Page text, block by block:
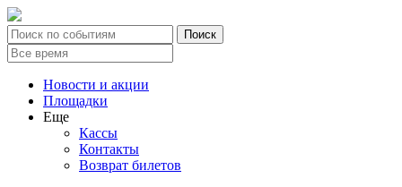
Новости и акции
Площадки
Еще
Кассы
Контакты
Возврат билетов